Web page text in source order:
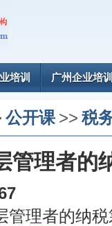
培训 广州企业培
公开课 >> 税
管理者的
管理者的纳